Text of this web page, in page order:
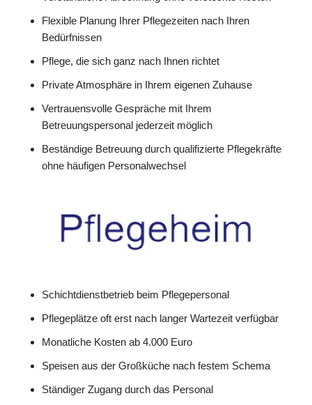
Flexible Planung Ihrer Pflegezeiten nach Ihren
Bedürfnissen
Pflege, die sich ganz nach Ihnen richtet
Private Atmosphäre in Ihrem eigenen Zuhause
Vertrauensvolle Gespräche mit Ihrem
Betreuungspersonal jederzeit möglich
Beständige Betreuung durch qualifizierte Pflegekräfte
ohne häufigen Personalwechsel
Schichtdienstbetrieb beim Pflegepersonal
Pflegeplätze oft erst nach langer Wartezeit verfügbar
Monatliche Kosten ab 4.000 Euro
Speisen aus der Großküche nach festem Schema
Ständiger Zugang durch das Personal